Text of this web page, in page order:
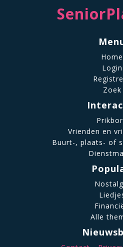
Home
Login
Zoek
Vrienden en
Buurt-, plaats- of
Alle